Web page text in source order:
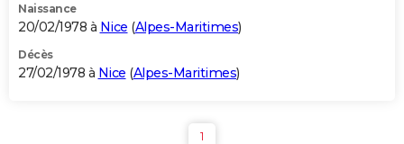
Naissance
20/02/1978 à Nice (Alpes-Maritimes)
Décès
27/02/1978 à Nice (Alpes-Maritimes)
1